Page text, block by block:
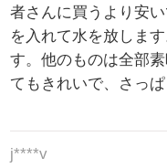
者さんに買うより安
を入れて水を放しま
す。他のものは全部
てもきれいで、さっ
j****v